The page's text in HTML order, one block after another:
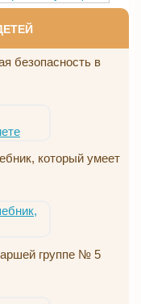
безопасность в
который умеет
группе № 5